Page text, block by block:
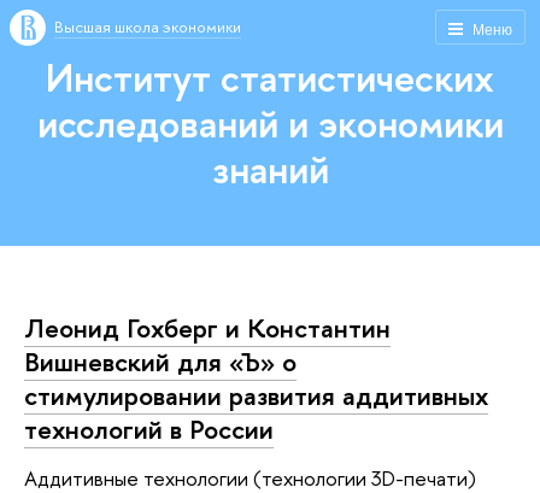
Меню
Высшая школа экономики
Институт статистических
исследований и экономики
знаний
Леонид Гохберг и Константин
Вишневский для «Ъ» о
стимулировании развития аддитивных
технологий в России
Аддитивные технологии (технологии 3D-печати)